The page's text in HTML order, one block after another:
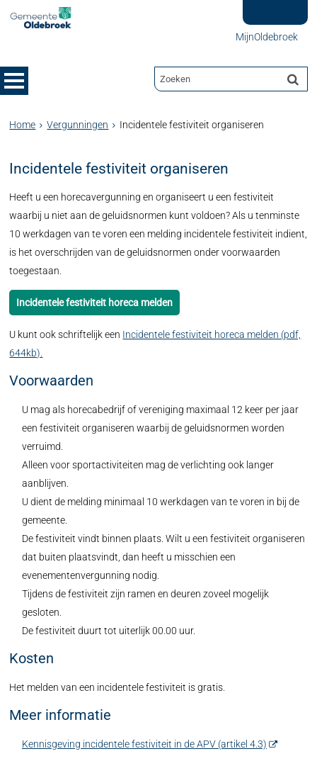
MijnOldebroek
Home Vergunningen Incidentele festiviteit organiseren
Incidentele festiviteit organiseren
Heeft u een horecavergunning en organiseert u een festiviteit
waarbij u niet aan de geluidsnormen kunt voldoen? Als u tenminste
10 werkdagen van te voren een melding incidentele festiviteit indient,
is het overschrijden van de geluidsnormen onder voorwaarden
toegestaan.
Incidentele festiviteit horeca melden
U kunt ook schriftelijk een Incidentele festiviteit horeca melden (pdf,
644kb).
Voorwaarden
U mag als horecabedrijf of vereniging maximaal 12 keer per jaar
een festiviteit organiseren waarbij de geluidsnormen worden
verruimd.
Alleen voor sportactiviteiten mag de verlichting ook langer
aanblijven.
U dient de melding minimaal 10 werkdagen van te voren in bij de
gemeente.
De festiviteit vindt binnen plaats. Wilt u een festiviteit organiseren
dat buiten plaatsvindt, dan heeft u misschien een
evenementenvergunning nodig.
Tijdens de festiviteit zijn ramen en deuren zoveel mogelijk
gesloten.
De festiviteit duurt tot uiterlijk 00.00 uur.
Kosten
Het melden van een incidentele festiviteit is gratis.
Meer informatie
Kennisgeving incidentele festiviteit in de APV (artikel 4.3)